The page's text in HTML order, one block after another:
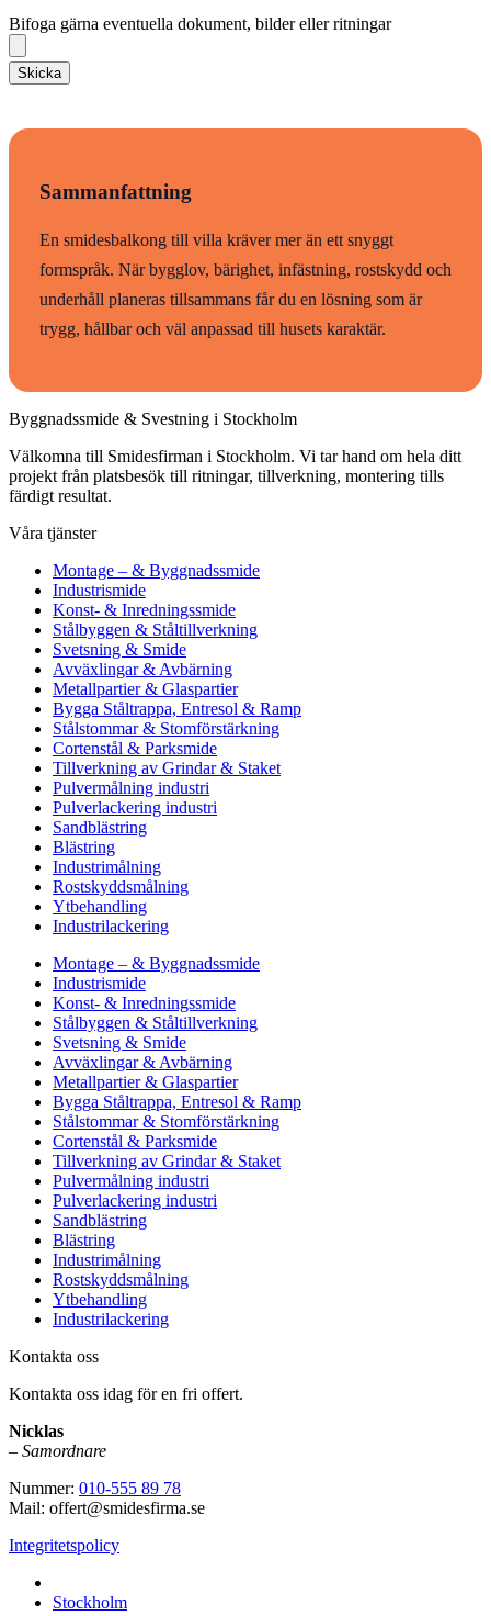
Bifoga gärna eventuella dokument, bilder eller ritningar
Skicka
Sammanfattning
En smidesbalkong till villa kräver mer än ett snyggt
formspråk. När bygglov, bärighet, infästning, rostskydd och
underhåll planeras tillsammans får du en lösning som är
trygg, hållbar och väl anpassad till husets karaktär.
Byggnadssmide & Svestning i Stockholm
Välkomna till Smidesfirman i Stockholm. Vi tar hand om hela ditt
projekt från platsbesök till ritningar, tillverkning, montering tills
färdigt resultat.
Våra tjänster
Montage – & Byggnadssmide
Industrismide
Konst- & Inredningssmide
Stålbyggen & Ståltillverkning
Svetsning & Smide
Avväxlingar & Avbärning
Metallpartier & Glaspartier
Bygga Ståltrappa, Entresol & Ramp
Stålstommar & Stomförstärkning
Cortenstål & Parksmide
Tillverkning av Grindar & Staket
Pulvermålning industri
Pulverlackering industri
Sandblästring
Blästring
Industrimålning
Rostskyddsmålning
Ytbehandling
Industrilackering
Montage – & Byggnadssmide
Industrismide
Konst- & Inredningssmide
Stålbyggen & Ståltillverkning
Svetsning & Smide
Avväxlingar & Avbärning
Metallpartier & Glaspartier
Bygga Ståltrappa, Entresol & Ramp
Stålstommar & Stomförstärkning
Cortenstål & Parksmide
Tillverkning av Grindar & Staket
Pulvermålning industri
Pulverlackering industri
Sandblästring
Blästring
Industrimålning
Rostskyddsmålning
Ytbehandling
Industrilackering
Kontakta oss
Kontakta oss idag för en fri offert.
Nicklas
– Samordnare
Nummer: 010-555 89 78
Mail: offert@smidesfirma.se
Integritetspolicy
Stockholm